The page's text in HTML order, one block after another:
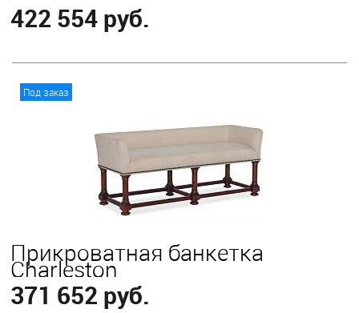
422 554 руб.
Под заказ
Прикроватная банкетка
Charleston
371 652 руб.